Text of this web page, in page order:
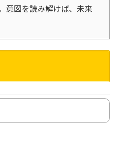
意図を読み解けば、未来